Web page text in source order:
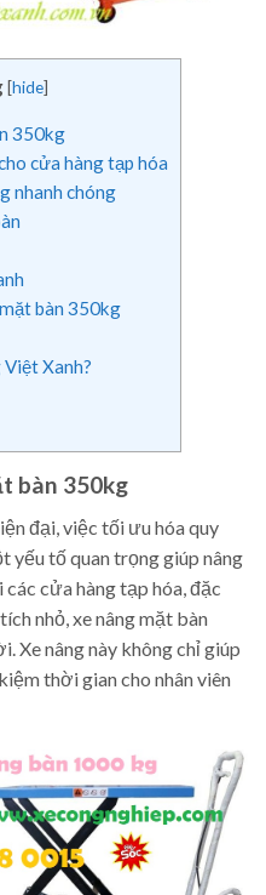
[hide]
350kg
cửa hàng tạp hóa
nhanh chóng
bàn 350kg
Việt Xanh?
bàn 350kg
đại, việc tối ưu hóa quy
yếu tố quan trọng giúp nâng
cửa hàng tạp hóa, đặc
nhỏ, xe nâng mặt bàn
Xe nâng này không chỉ giúp
thời gian cho nhân viên